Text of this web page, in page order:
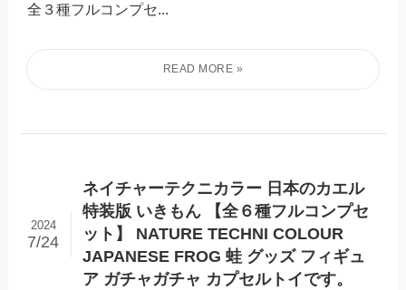
全３種フルコンプセ...
ネイチャーテクニカラー 日本のカエル
特装版 いきもん 【全６種フルコンプセ
ット】 NATURE TECHNI COLOUR
JAPANESE FROG 蛙 グッズ フィギュ
ア ガチャガチャ カプセルトイです。
2024
7/24